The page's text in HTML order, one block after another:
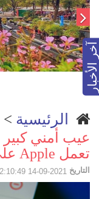
آخر الأخبار
الرئيسية >
تعمل Apple على حله مع التحديث
التاريخ